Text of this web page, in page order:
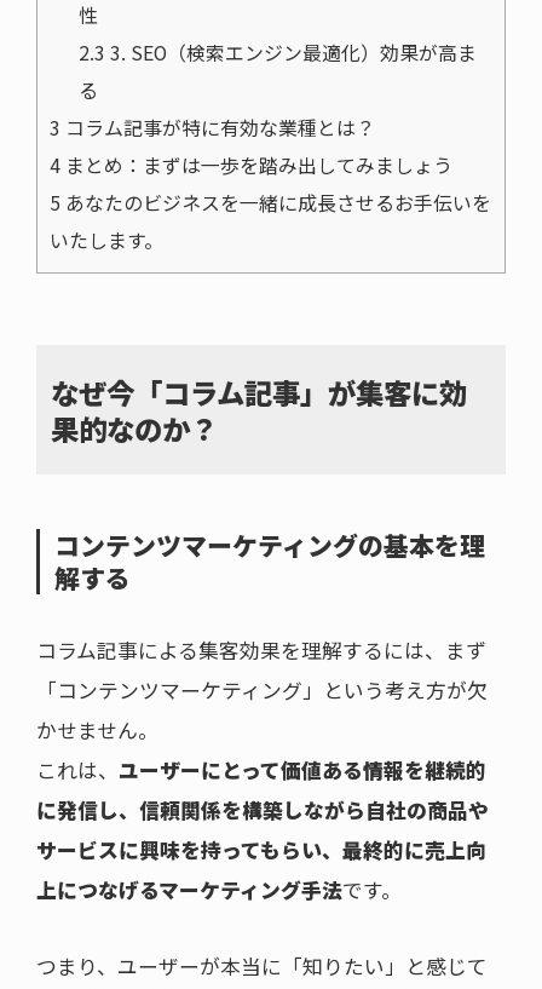
性
2.3 3. SEO（検索エンジン最適化）効果が高ま
る
3 コラム記事が特に有効な業種とは？
4まとめ：まずは一歩を踏み出してみましょう
5 あなたのビジネスを一緒に成長させるお手伝いを
いたします。
なぜ今「コラム記事」が集客に効
果的なのか？
コンテンツマーケティングの基本を理
解する
コラム記事による集客効果を理解するには、まず
「コンテンツマーケティング」という考え方が欠
かせません。
これは、 ユーザーにとって価値ある情報を継続的
に発信し、信頼関係を構築しながら自社の商品や
サービスに興味を持ってもらい、最終的に売上向
上につなげるマーケティング手法です。
つまり、ユーザーが本当に「知りたい」と感じて